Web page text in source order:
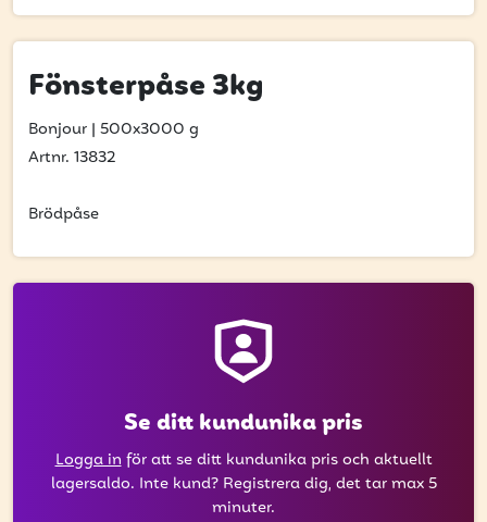
Glassutbildningar
att få uppdateringar kring kampanjer?
Ange din e-postadress nedan för att ta del av våra
Fönsterpåse 3kg
Bonjour | 500x3000 g
Artnr. 13832
Brödpåse
Se ditt kundunika pris
Logga inför att se ditt kundunika pris och aktuellt
lagersaldo. Inte kund? Registrera dig, det tar max 5
minuter.